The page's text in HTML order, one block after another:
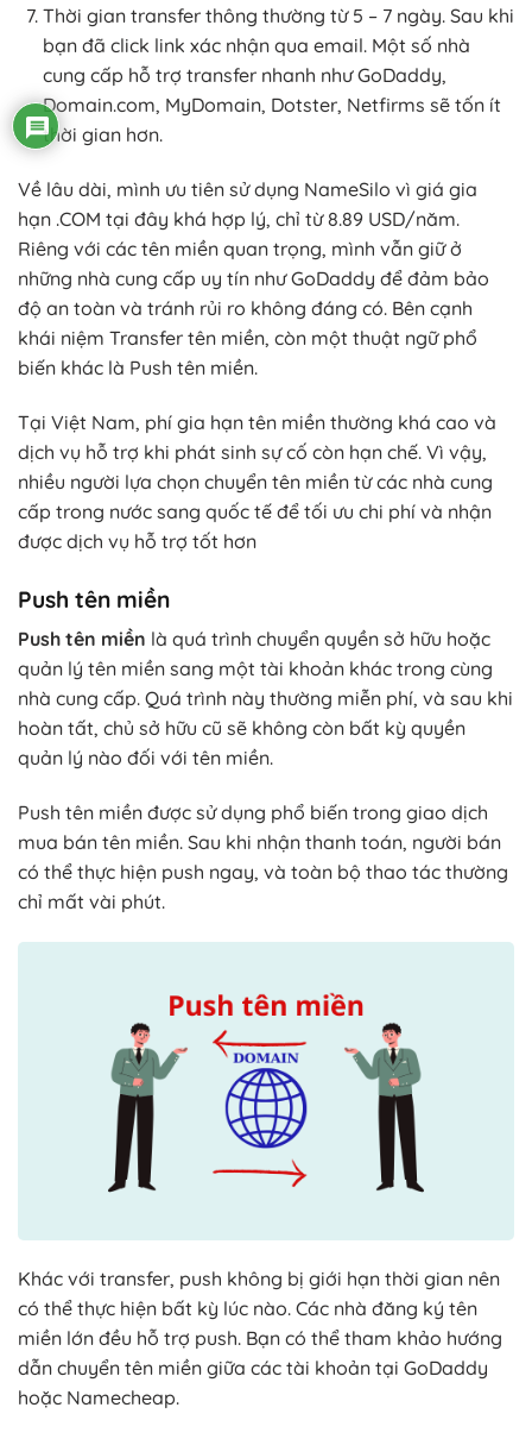
Thời gian transfer thông thường từ 5 – 7 ngày. Sau khi
bạn đã click link xác nhận qua email. Một số nhà
cung cấp hỗ trợ transfer nhanh như GoDaddy,
Domain.com, MyDomain, Dotster, Netfirms sẽ tốn ít
thời gian hơn.
Về lâu dài, mình ưu tiên sử dụng NameSilo vì giá gia
hạn .COM tại đây khá hợp lý, chỉ từ 8.89 USD/năm.
Riêng với các tên miền quan trọng, mình vẫn giữ ở
những nhà cung cấp uy tín như GoDaddy để đảm bảo
độ an toàn và tránh rủi ro không đáng có. Bên cạnh
khái niệm Transfer tên miền, còn một thuật ngữ phổ
biến khác là Push tên miền.
Tại Việt Nam, phí gia hạn tên miền thường khá cao và
dịch vụ hỗ trợ khi phát sinh sự cố còn hạn chế. Vì vậy,
nhiều người lựa chọn chuyển tên miền từ các nhà cung
cấp trong nước sang quốc tế để tối ưu chi phí và nhận
được dịch vụ hỗ trợ tốt hơn
Push tên miền
Push tên miền là quá trình chuyển quyền sở hữu hoặc
quản lý tên miền sang một tài khoản khác trong cùng
nhà cung cấp. Quá trình này thường miễn phí, và sau khi
hoàn tất, chủ sở hữu cũ sẽ không còn bất kỳ quyền
quản lý nào đối với tên miền.
Push tên miền được sử dụng phổ biến trong giao dịch
mua bán tên miền. Sau khi nhận thanh toán, người bán
có thể thực hiện push ngay, và toàn bộ thao tác thường
chỉ mất vài phút.
Khác với transfer, push không bị giới hạn thời gian nên
có thể thực hiện bất kỳ lúc nào. Các nhà đăng ký tên
miền lớn đều hỗ trợ push. Bạn có thể tham khảo hướng
dẫn chuyển tên miền giữa các tài khoản tại GoDaddy
hoặc Namecheap.